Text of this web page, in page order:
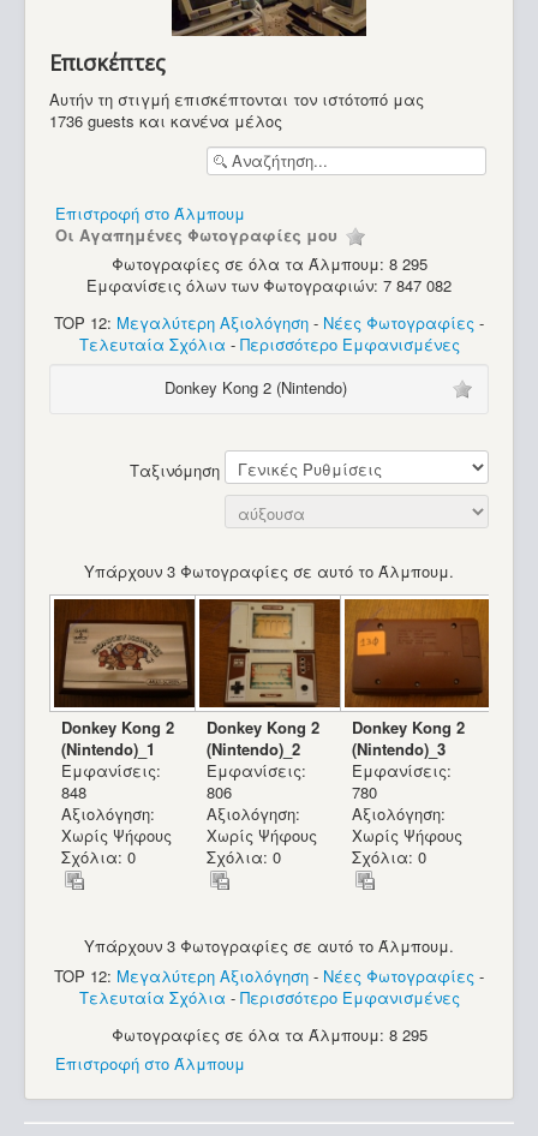
Επισκέπτες
Αυτήν τη στιγμή επισκέπτονται τον ιστότοπό μας
1736 guests και κανένα μέλος
Επιστροφή στο Άλμπουμ
Οι Αγαπημένες Φωτογραφίες μου
Φωτογραφίες σε όλα τα Άλμπουμ: 8 295
Εμφανίσεις όλων των Φωτογραφιών: 7 847 082
TOP 12: Μεγαλύτερη Αξιολόγηση - Νέες Φωτογραφίες -
Τελευταία Σχόλια - Περισσότερο Εμφανισμένες
Donkey Kong 2 (Nintendo)
Ταξινόμηση
Υπάρχουν 3 Φωτογραφίες σε αυτό το Άλμπουμ.
Donkey Kong 2
(Nintendo)_1
Εμφανίσεις:
848
Αξιολόγηση:
Χωρίς Ψήφους
Σχόλια: 0
Donkey Kong 2
(Nintendo)_2
Εμφανίσεις:
806
Αξιολόγηση:
Χωρίς Ψήφους
Σχόλια: 0
Donkey Kong 2
(Nintendo)_3
Εμφανίσεις:
780
Αξιολόγηση:
Χωρίς Ψήφους
Σχόλια: 0
Υπάρχουν 3 Φωτογραφίες σε αυτό το Άλμπουμ.
TOP 12: Μεγαλύτερη Αξιολόγηση - Νέες Φωτογραφίες -
Τελευταία Σχόλια - Περισσότερο Εμφανισμένες
Φωτογραφίες σε όλα τα Άλμπουμ: 8 295
Επιστροφή στο Άλμπουμ